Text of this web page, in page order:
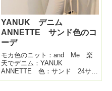
YANUK デニム
ANNETTE サンド色のコ
ーデ
モカ色のニット：and Me 楽
天でデニム：YANUK
ANNETTE 色：サンド 24サイ
ズバッグ：Baginning靴：